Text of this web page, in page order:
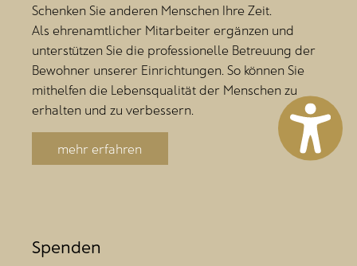
Schenken Sie anderen Menschen Ihre Zeit.
Als ehrenamtlicher Mitarbeiter ergänzen und
unterstützen Sie die professionelle Betreuung der
Bewohner unserer Einrichtungen. So können Sie
mithelfen die Lebensqualität der Menschen zu
erhalten und zu verbessern.
mehr erfahren
Spenden